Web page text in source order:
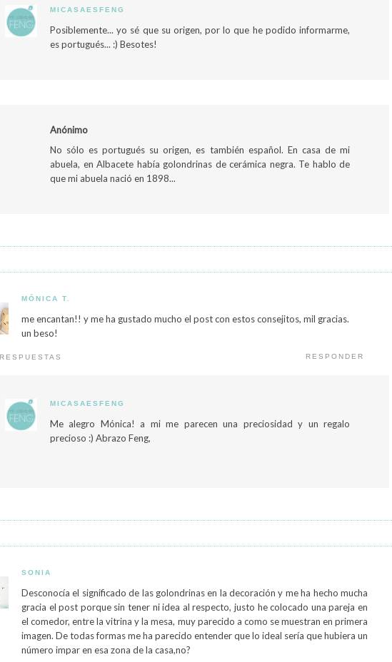
MICASAESFENG
Posiblemente... yo sé que su origen, por lo que he podido informarme,
es portugués... :) Besotes!
Anónimo
No sólo es portugués su origen, es también español. En casa de mi
abuela, en Albacete había golondrinas de cerámica negra. Te hablo de
que mi abuela nació en 1898...
MÓNICA T.
me encantan!! y me ha gustado mucho el post con estos consejitos, mil gracias.
un beso!
RESPONDER
RESPUESTAS
MICASAESFENG
Me alegro Mónica! a mi me parecen una preciosidad y un regalo
precioso :) Abrazo Feng,
SONIA
Desconocía el significado de las golondrinas en la decoración y me ha hecho mucha
gracia el post porque sin tener ni idea al respecto, justo he colocado una pareja en
el comedor, entre la vitrina y la mesa, muy parecido a como se muestran en primera
imagen. De todas formas me ha parecido entender que lo ideal sería que hubiera un
número impar en esa zona de la casa,no?